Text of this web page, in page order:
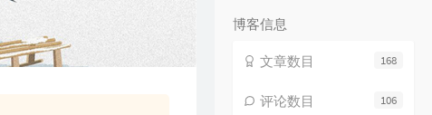
博客信息
168
文章数目
106
评论数目